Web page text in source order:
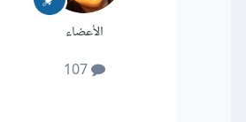
الأعضاء
107